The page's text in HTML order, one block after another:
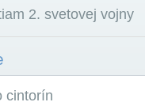
2. svetovej vojny
cintorín